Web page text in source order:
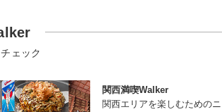
ェック
関西満喫Walker
関西エリアを楽しむためのニ